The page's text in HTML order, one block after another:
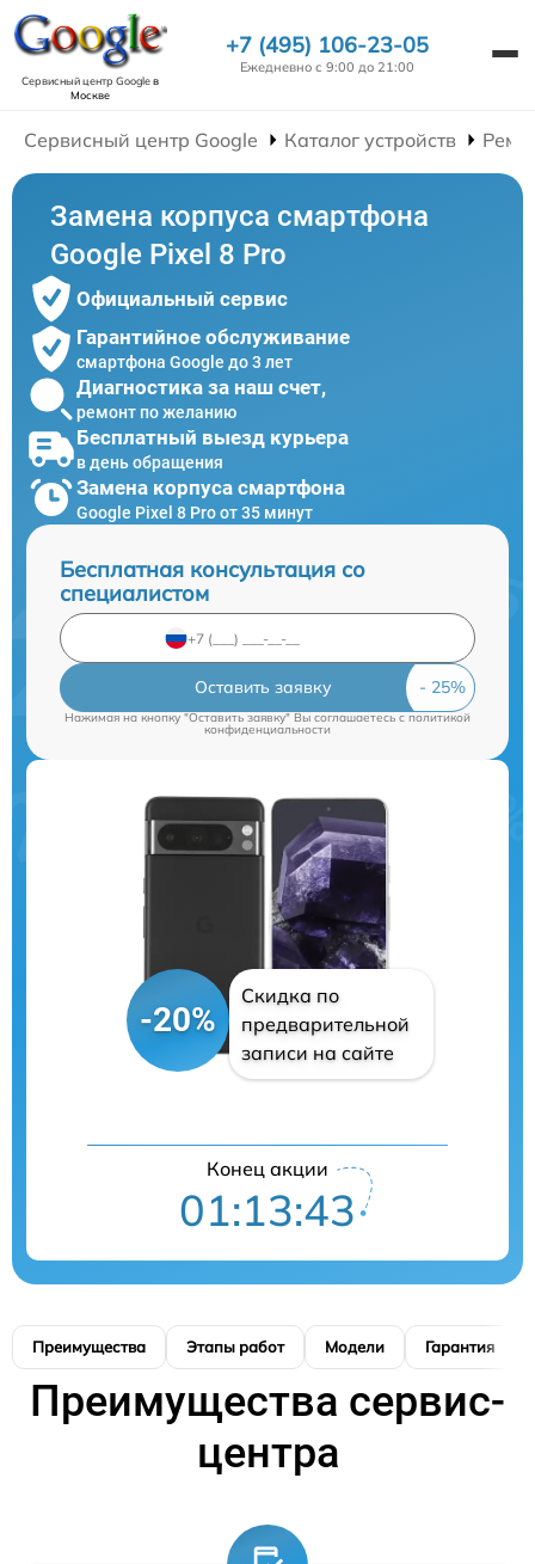
Сервисный центр Googleв
Москве
+7 (495) 106-23-05
Ежедневно с 9:00 до 21:00
Сервисный центр Google Каталог устройств
Замена корпуса смартфона
Google Pixel 8 Pro
Официальный сервис
Гарантийное обслуживание
смартфона Google до 3 лет
Диагностика за наш счет,
ремонт по желанию
Бесплатный выезд курьера
в день обращения
Замена корпуса смартфона
Google Pixel 8 Pro от 35 минут
Бесплатная консультация со
специалистом
Оставить заявку
Нажимая на кнопку "Оставить заявку" Вы соглашаетесь c политикой
конфиденциальности
-20%
Скидка по
предварительной
записи на сайте
Конец акции
01:13:42
Преимущества Этапы работ Модели Гарантия
Преимущества сервис-
центра